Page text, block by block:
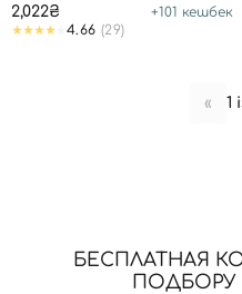
2,022₴ +101 кешбек
4.66 (29)
« 1
БЕСПЛАТНАЯ
ПОДБОРУ